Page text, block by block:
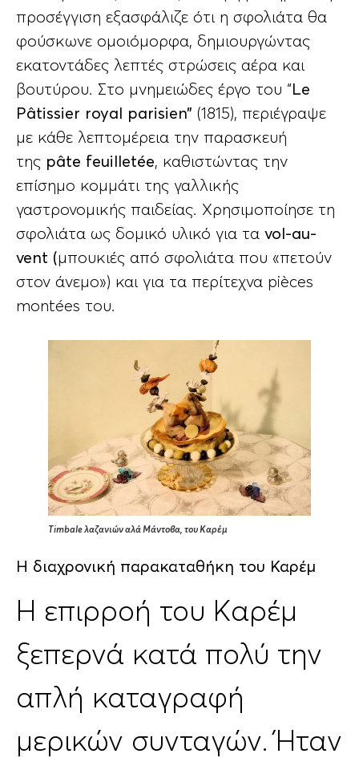
προσέγγιση εξασφάλιζε ότι η σφολιάτα θα
φούσκωνε ομοιόμορφα, δημιουργώντας
εκατοντάδες λεπτές στρώσεις αέρα και
βουτύρου. Στο μνημειώδες έργο του “ Le
Pâtissier royal parisien” (1815), περιέγραψε
με κάθε λεπτομέρεια την παρασκευή
της pâte feuilletée, καθιστώντας την
επίσημο κομμάτι της γαλλικής
γαστρονομικής παιδείας. Χρησιμοποίησε τη
σφολιάτα ως δομικό υλικό για τα vol-au-
vent (μπουκιές από σφολιάτα που «πετούν
στον άνεμο») και για τα περίτεχνα pièces
montées του.
Timbale λαζανιών αλά Μάντοβα, του Καρέμ
Η διαχρονική παρακαταθήκη του Καρέμ
Η επιρροή του Καρέμ
ξεπερνά κατά πολύ την
απλή καταγραφή
μερικών συνταγών. Ήταν